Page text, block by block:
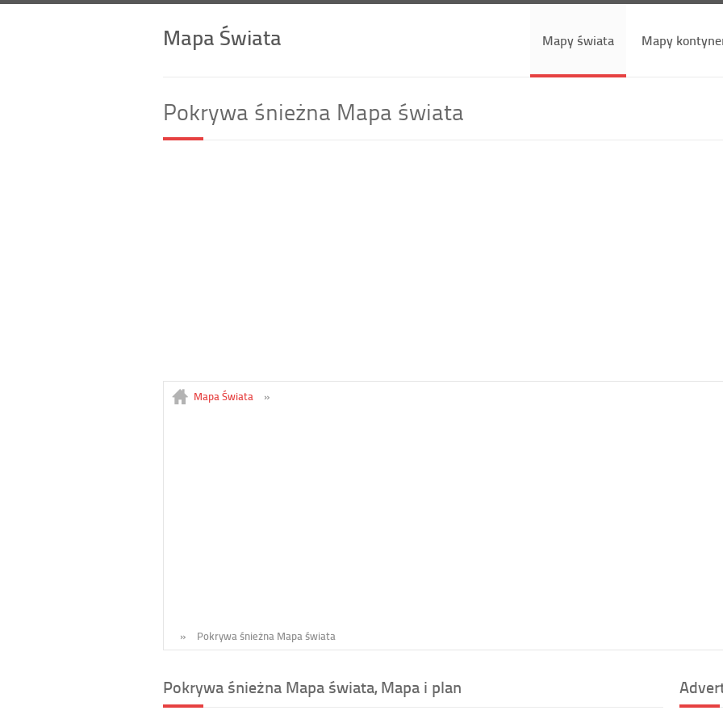
Mapa Świata Mapy świata Mapy
Pokrywa śnieżna Mapa świata
Mapa Świata »
» Pokrywa śnieżna Mapa świata
Pokrywa śnieżna Mapa świata, Mapa i plan